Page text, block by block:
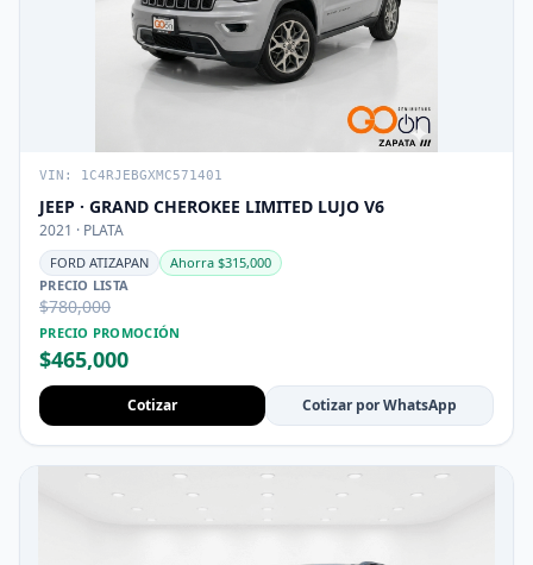
VIN: 1C4RJEBGXMC571401
JEEP · GRAND CHEROKEE LIMITED LUJO V6
2021 · PLATA
FORD ATIZAPAN
Ahorra $315,000
PRECIO LISTA
$780,000
PRECIO PROMOCIÓN
$465,000
Cotizar Cotizar por WhatsApp